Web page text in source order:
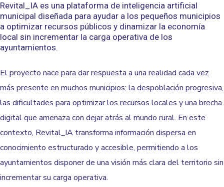
Revital_IA es una plataforma de inteligencia artificial
municipal diseñada para ayudar a los pequeños municipios
a optimizar recursos públicos y dinamizar la economía
local sin incrementar la carga operativa de los
ayuntamientos.
El proyecto nace para dar respuesta a una realidad cada vez
más presente en muchos municipios: la despoblación progresiva,
las dificultades para optimizar los recursos locales y una brecha
digital que amenaza con dejar atrás al mundo rural. En este
contexto, Revital_IA transforma información dispersa en
conocimiento estructurado y accesible, permitiendo a los
ayuntamientos disponer de una visión más clara del territorio sin
incrementar su carga operativa.